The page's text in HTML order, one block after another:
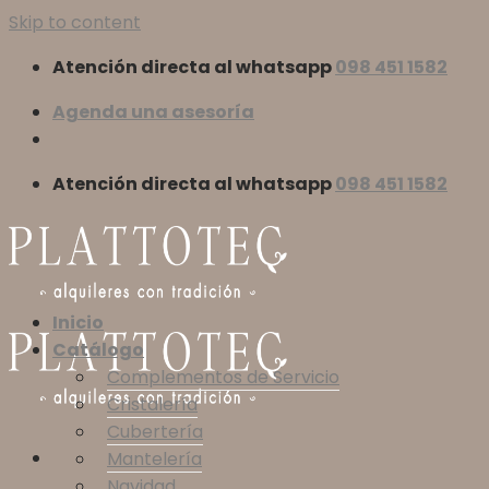
Skip to content
Atención directa al whatsapp098 451 1582
Agenda una asesoría
Atención directa al whatsapp098 451 1582
Inicio
Catálogo
Complementos de Servicio
Cristalería
Cubertería
Mantelería